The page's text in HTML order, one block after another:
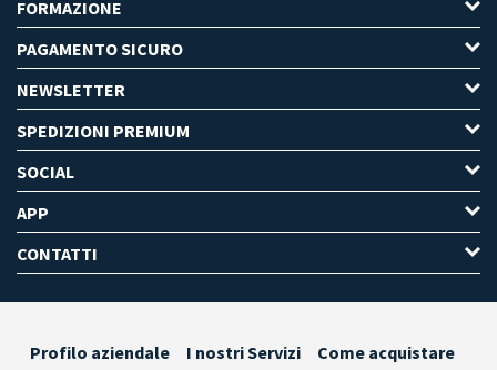
FORMAZIONE
PAGAMENTO SICURO
NEWSLETTER
SPEDIZIONI PREMIUM
SOCIAL
APP
CONTATTI
Profilo aziendale I nostri Servizi
Come acquistare